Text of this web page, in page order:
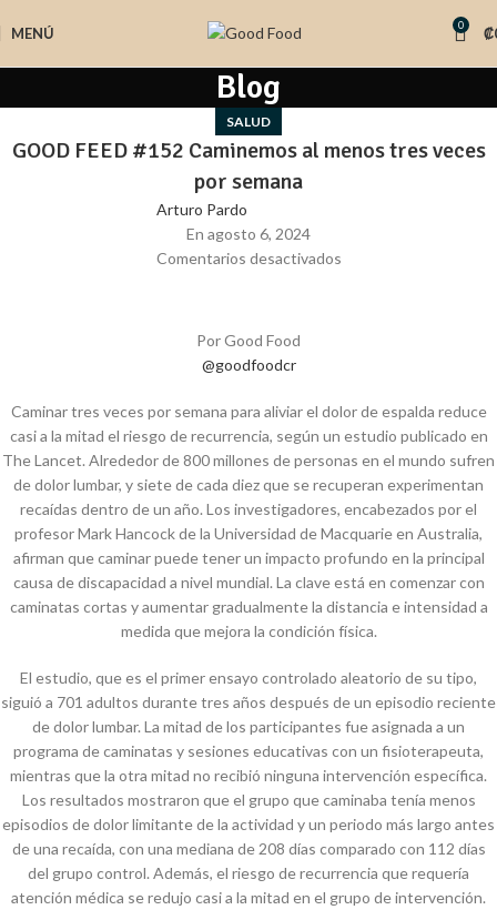
MENÚ 0 ₡
Blog
SALUD
GOOD FEED #152 Caminemos al menos tres veces
por semana
Arturo Pardo
En agosto 6, 2024
Comentarios desactivados
Por Good Food
@goodfoodcr
Caminar tres veces por semana para aliviar el dolor de espalda reduce
casi a la mitad el riesgo de recurrencia, según un estudio publicado en
The Lancet. Alrededor de 800 millones de personas en el mundo sufren
de dolor lumbar, y siete de cada diez que se recuperan experimentan
recaídas dentro de un año. Los investigadores, encabezados por el
profesor Mark Hancock de la Universidad de Macquarie en Australia,
afirman que caminar puede tener un impacto profundo en la principal
causa de discapacidad a nivel mundial. La clave está en comenzar con
caminatas cortas y aumentar gradualmente la distancia e intensidad a
medida que mejora la condición física.
El estudio, que es el primer ensayo controlado aleatorio de su tipo,
siguió a 701 adultos durante tres años después de un episodio reciente
de dolor lumbar. La mitad de los participantes fue asignada a un
programa de caminatas y sesiones educativas con un fisioterapeuta,
mientras que la otra mitad no recibió ninguna intervención específica.
Los resultados mostraron que el grupo que caminaba tenía menos
episodios de dolor limitante de la actividad y un periodo más largo antes
de una recaída, con una mediana de 208 días comparado con 112 días
del grupo control. Además, el riesgo de recurrencia que requería
atención médica se redujo casi a la mitad en el grupo de intervención.